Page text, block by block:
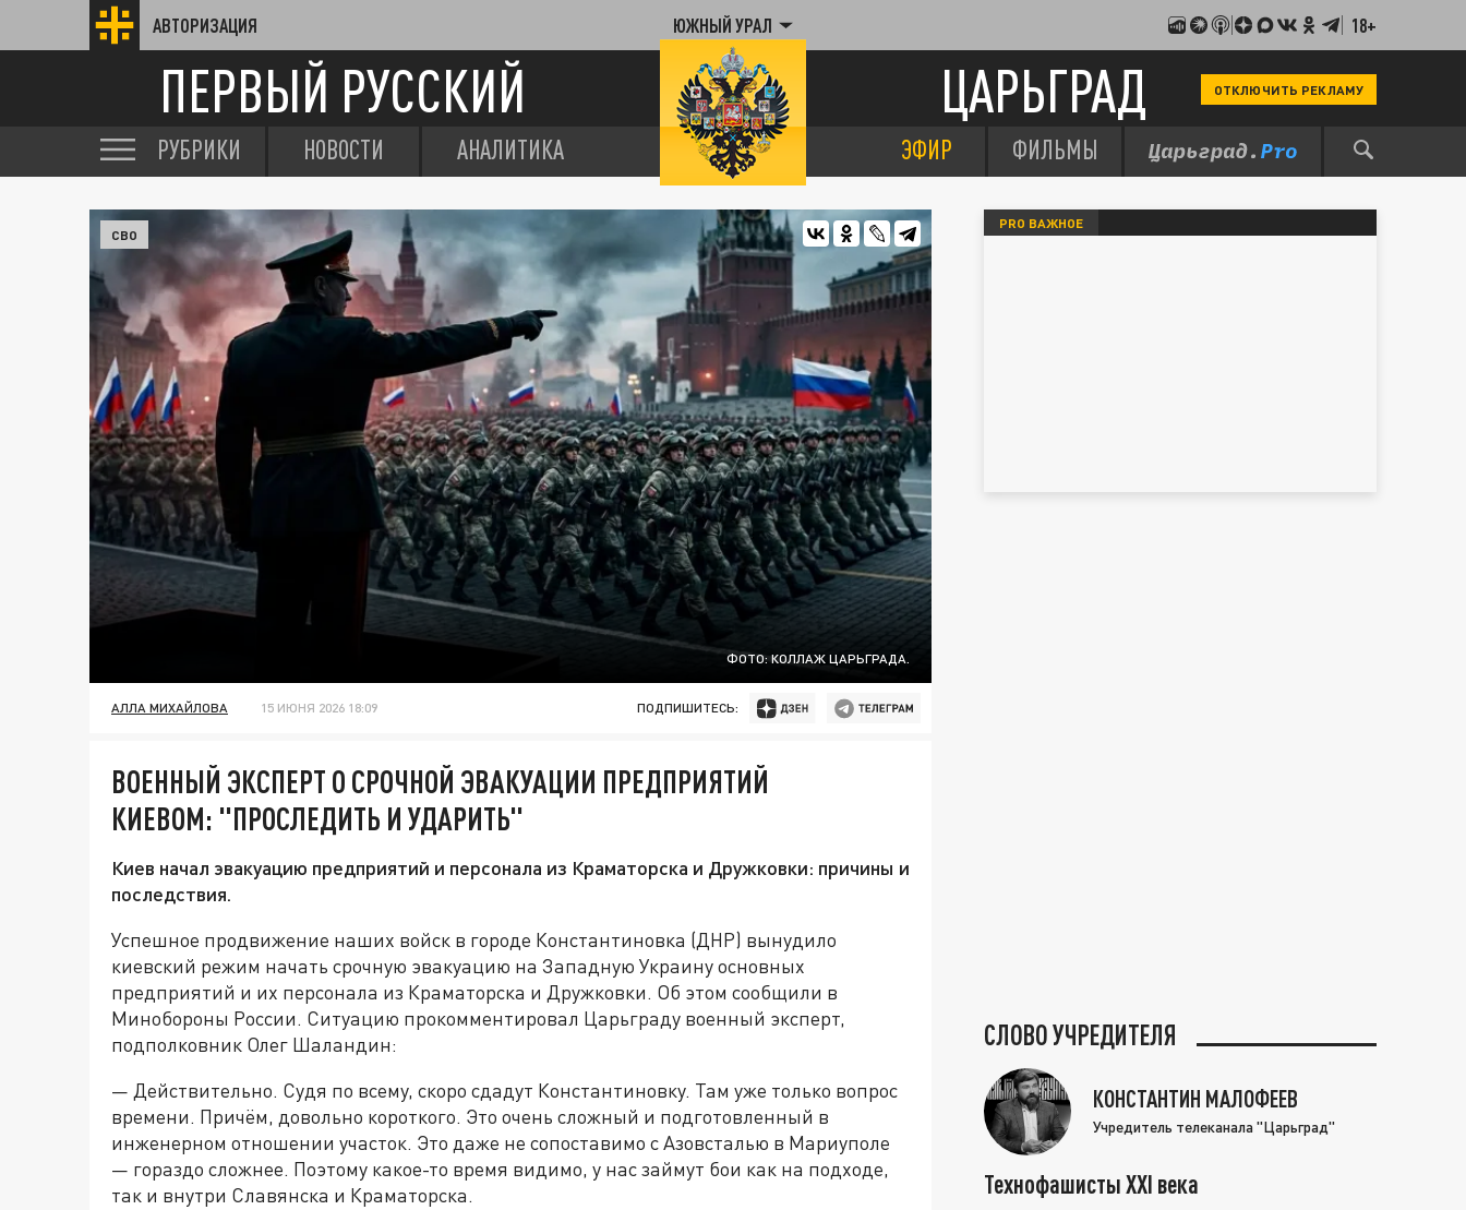
АВТОРИЗАЦИЯ ЮЖНЫЙ УРАЛ 18+
ПЕРВЫЙ РУССКИЙ ЦАРЬГРАД ОТКЛЮЧИТЬ РЕКЛАМУ
РУБРИКИ НОВОСТИ АНАЛИТИКА ЭФИР ФИЛЬМЫ
ФОТО: КОЛЛАЖ ЦАРЬГРАДА.
СВО
АЛЛА МИХАЙЛОВА 15 ИЮНЯ 2026 18:09 ПОДПИШИТЕСЬ:
ВОЕННЫЙ ЭКСПЕРТ О СРОЧНОЙ ЭВАКУАЦИИ ПРЕДПРИЯТИЙ
КИЕВОМ: "ПРОСЛЕДИТЬ И УДАРИТЬ"
Киев начал эвакуацию предприятий и персонала из Краматорска и Дружковки: причины и
последствия.
Успешное продвижение наших войск в городе Константиновка (ДНР) вынудило
киевский режим начать срочную эвакуацию на Западную Украину основных
предприятий и их персонала из Краматорска и Дружковки. Об этом сообщили в
Минобороны России. Ситуацию прокомментировал Царьграду военный эксперт,
подполковник Олег Шаландин:
— Действительно. Судя по всему, скоро сдадут Константиновку. Там уже только вопрос
времени. Причём, довольно короткого. Это очень сложный и подготовленный в
инженерном отношении участок. Это даже не сопоставимо с Азовсталью в Мариуполе
— гораздо сложнее. Поэтому какое-то время видимо, у нас займут бои как на подходе,
так и внутри Славянска и Краматорска.
PRO ВАЖНОЕ
СЛОВО УЧРЕДИТЕЛЯ
КОНСТАНТИН МАЛОФЕЕВ
Учредитель телеканала "Царьград"
Технофашисты XXI века